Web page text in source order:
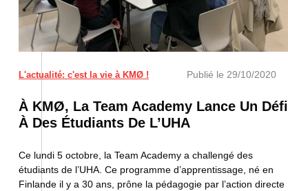
L'actualité: c'est la vie à KMØ ! Publié le 29/10/2020
À KMØ, La Team Academy Lance Un Défi
À Des Étudiants De L’UHA
Ce lundi 5 octobre, la Team Academy a challengé des
étudiants de l’UHA. Ce programme d’apprentissage, né en
Finlande il y a 30 ans, prône la pédagogie par l’action directe